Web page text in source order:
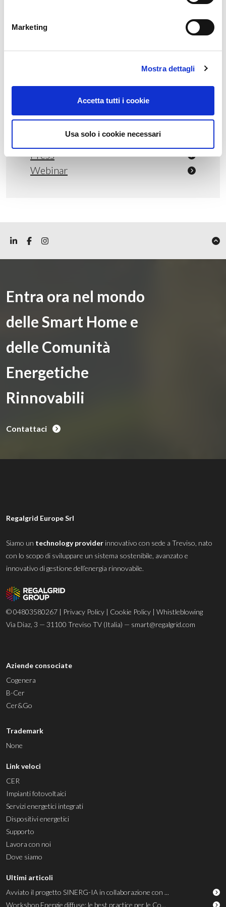
Marketing
Mostra dettagli
Accetta tutti i cookie
Usa solo i cookie necessari
particolarmente soddisfatti ed orgogliosi” – dichiara Davide
News
Non categorizzato
Press
Webinar
Entra ora nel mondo
delle Smart Home e
delle Comunità
Energetiche
Rinnovabili
Contattaci
Regalgrid Europe Srl
Siamo un technology provider innovativo con sede a Treviso, nato
con lo scopo di sviluppare un sistema sostenibile, avanzato e
innovativo di gestione dell’energia rinnovabile.
© 04803580267 | Privacy Policy | Cookie Policy | Whistleblowing
Via Diaz, 3 — 31100 Treviso TV (Italia) — smart@regalgrid.com
Aziende consociate
Cogenera
B-Cer
Cer&Go
Trademark
None
Link veloci
CER
Impianti fotovoltaici
Servizi energetici integrati
Dispositivi energetici
Supporto
Lavora con noi
Dove siamo
Ultimi articoli
Avviato il progetto SINERG-IA in collaborazione con ...
Workshop Energie diffuse: le best practice per le Co...